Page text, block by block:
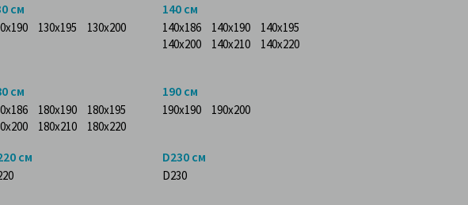
см
130x195 130x200
140 см
140x186 140x190
140x195
140x200
140x210 140x220
см
180x190
180x195
180x210 180x220
190 см
190x190 190x200
см D230 см
D230